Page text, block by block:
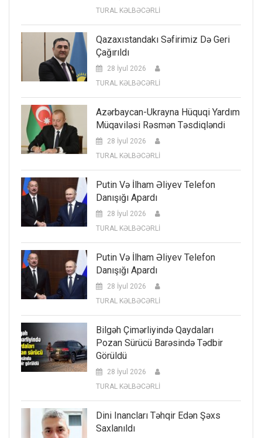
TURAL KƏLBƏCƏRLİ
Qazaxıstandakı Səfirimiz Də Geri
Çağırıldı
28 İyul 2026
TURAL KƏLBƏCƏRLİ
Azərbaycan-Ukrayna Hüquqi Yardım
Müqaviləsi Rəsmən Təsdiqləndi
28 İyul 2026
TURAL KƏLBƏCƏRLİ
Putin Və İlham Əliyev Telefon
Danışığı Apardı
28 İyul 2026
TURAL KƏLBƏCƏRLİ
Putin Və İlham Əliyev Telefon
Danışığı Apardı
28 İyul 2026
TURAL KƏLBƏCƏRLİ
Bilgəh Çimərliyində Qaydaları
Pozan Sürücü Barəsində Tədbir
Görüldü
28 İyul 2026
TURAL KƏLBƏCƏRLİ
Dini Inancları Təhqir Edən Şəxs
Saxlanıldı